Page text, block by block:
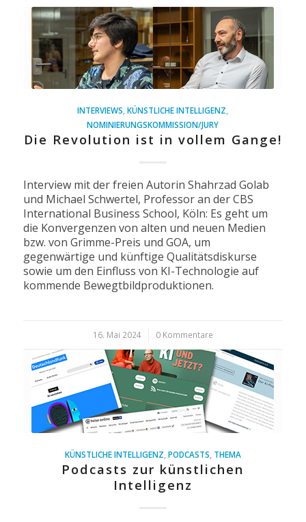
INTERVIEWS ,KÜNSTLICHE INTELLIGENZ
NOMINIERUNGSKOMMISSION/JURY
Die Revolution ist in vollem Gange!
Interview mit der freien Autorin Shahrzad Golab
und Michael Schwertel, Professor an der CBS
International Business School, Köln: Es geht um
die Konvergenzen von alten und neuen Medien
bzw. von Grimme-Preis und GOA, um
gegenwärtige und künftige Qualitätsdiskurse
sowie um den Einfluss von KI-Technologie auf
kommende Bewegtbildproduktionen.
16. Mai 2024 0 Kommentare
KÜNSTLICHE INTELLIGENZ PODCASTS THEMA
Podcasts zur künstlichen
Intelligenz